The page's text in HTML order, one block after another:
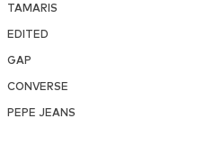
TAMARIS
EDITED
GAP
CONVERSE
PEPE JEANS